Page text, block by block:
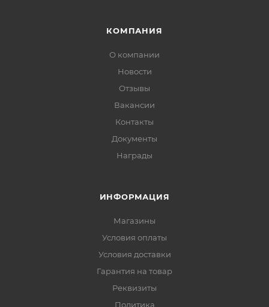
КОМПАНИЯ
О компании
Новости
Отзывы
Вакансии
Контакты
Документы
Награды
ИНФОРМАЦИЯ
Магазины
Условия оплаты
Условия доставки
Гарантия на товар
Реквизиты
Политика